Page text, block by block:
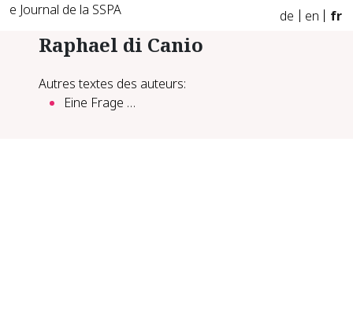
e Journal de la SSPA de en fr
Raphael di Canio
Autres textes des auteurs:
Eine Frage …